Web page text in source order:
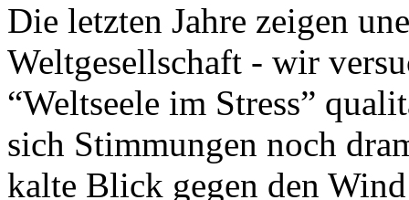
Die letzten Jahre zeigen
Weltgesellschaft - wir
“Weltseele im Stress”
sich Stimmungen noch
kalte Blick gegen den